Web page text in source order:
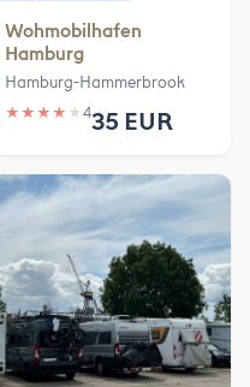
Wohmobilhafen
Hamburg
Hamburg-Hammerbrook
★ ★ ★ ★ ★ 435 EUR